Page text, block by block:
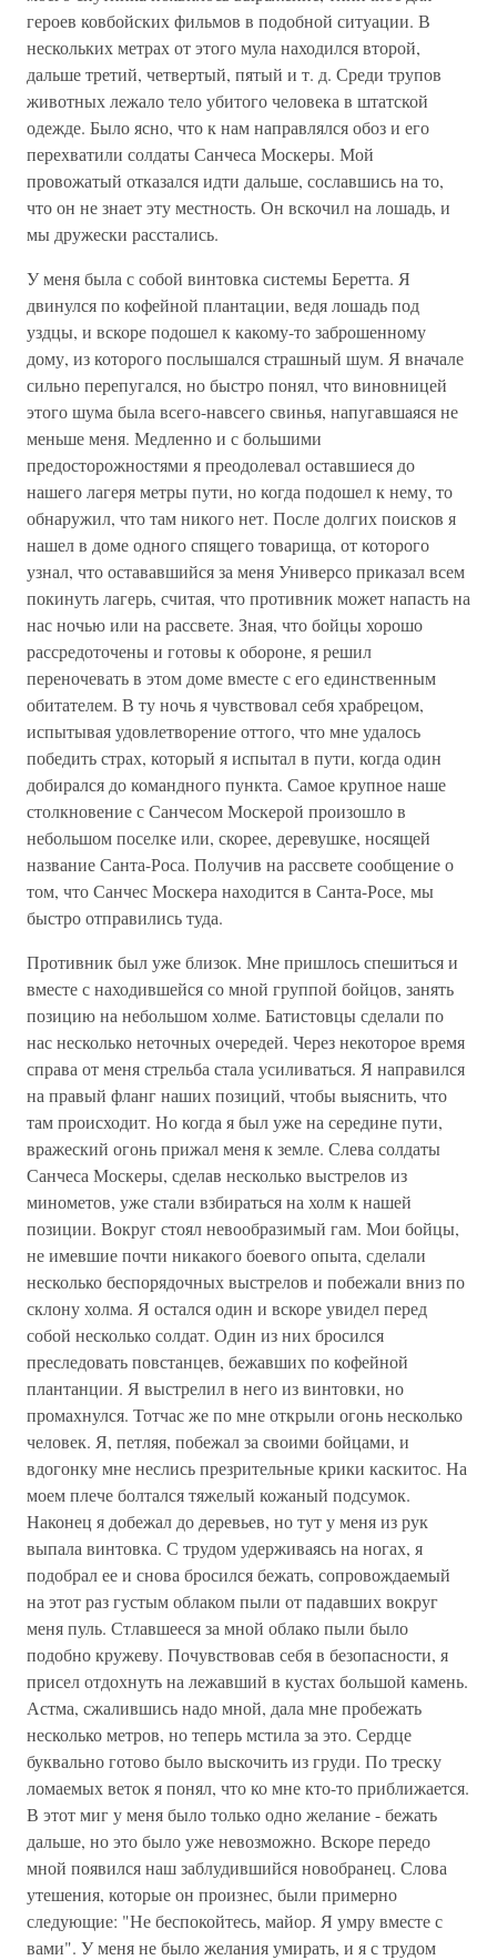
героев ковбойских фильмов в подобной ситуации. В
нескольких метрах от этого мула находился второй,
дальше третий, четвертый, пятый и т. д. Среди трупов
животных лежало тело убитого человека в штатской
одежде. Было ясно, что к нам направлялся обоз и его
перехватили солдаты Санчеса Москеры. Мой
провожатый отказался идти дальше, сославшись на то,
что он не знает эту местность. Он вскочил на лошадь, и
мы дружески расстались.
У меня была с собой винтовка системы Беретта. Я
двинулся по кофейной плантации, ведя лошадь под
уздцы, и вскоре подошел к какому-то заброшенному
дому, из которого послышался страшный шум. Я вначале
сильно перепугался, но быстро понял, что виновницей
этого шума была всего-навсего свинья, напугавшаяся не
меньше меня. Медленно и с большими
предосторожностями я преодолевал оставшиеся до
нашего лагеря метры пути, но когда подошел к нему, то
обнаружил, что там никого нет. После долгих поисков я
нашел в доме одного спящего товарища, от которого
узнал, что остававшийся за меня Универсо приказал всем
покинуть лагерь, считая, что противник может напасть на
нас ночью или на рассвете. Зная, что бойцы хорошо
рассредоточены и готовы к обороне, я решил
переночевать в этом доме вместе с его единственным
обитателем. В ту ночь я чувствовал себя храбрецом,
испытывая удовлетворение оттого, что мне удалось
победить страх, который я испытал в пути, когда один
добирался до командного пункта. Самое крупное наше
столкновение с Санчесом Москерой произошло в
небольшом поселке или, скорее, деревушке, носящей
название Санта-Роса. Получив на рассвете сообщение о
том, что Санчес Москера находится в Санта-Росе, мы
быстро отправились туда.
Противник был уже близок. Мне пришлось спешиться и
вместе с находившейся со мной группой бойцов, занять
позицию на небольшом холме. Батистовцы сделали по
нас несколько неточных очередей. Через некоторое время
справа от меня стрельба стала усиливаться. Я направился
на правый фланг наших позиций, чтобы выяснить, что
там происходит. Но когда я был уже на середине пути,
вражеский огонь прижал меня к земле. Слева солдаты
Санчеса Москеры, сделав несколько выстрелов из
минометов, уже стали взбираться на холм к нашей
позиции. Вокруг стоял невообразимый гам. Мои бойцы,
не имевшие почти никакого боевого опыта, сделали
несколько беспорядочных выстрелов и побежали вниз по
склону холма. Я остался один и вскоре увидел перед
собой несколько солдат. Один из них бросился
преследовать повстанцев, бежавших по кофейной
плантанции. Я выстрелил в него из винтовки, но
промахнулся. Тотчас же по мне открыли огонь несколько
человек. Я, петляя, побежал за своими бойцами, и
вдогонку мне неслись презрительные крики каскитос. На
моем плече болтался тяжелый кожаный подсумок.
Наконец я добежал до деревьев, но тут у меня из рук
выпала винтовка. С трудом удерживаясь на ногах, я
подобрал ее и снова бросился бежать, сопровождаемый
на этот раз густым облаком пыли от падавших вокруг
меня пуль. Стлавшееся за мной облако пыли было
подобно кружеву. Почувствовав себя в безопасности, я
присел отдохнуть на лежавший в кустах большой камень.
Астма, сжалившись надо мной, дала мне пробежать
несколько метров, но теперь мстила за это. Сердце
буквально готово было выскочить из груди. По треску
ломаемых веток я понял, что ко мне кто-то приближается.
В этот миг у меня было только одно желание - бежать
дальше, но это было уже невозможно. Вскоре передо
мной появился наш заблудившийся новобранец. Слова
утешения, которые он произнес, были примерно
следующие: "Не беспокойтесь, майор. Я умру вместе с
вами". У меня не было желания умирать, и я с трудом